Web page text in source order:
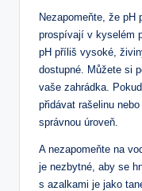
Nezapomeňte,⁤ že pH
prospívají‍ v kyselém
pH příliš vysoké,
dostupné. Můžete si
vaše‍ zahrádka.
přidávat rašelinu
správnou úroveň.
A nezapomeňte na
je nezbytné, aby⁢ se
s azalkami je jako